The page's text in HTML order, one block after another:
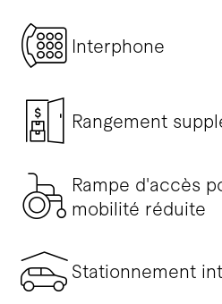
Interphone
Rangement
Rampe d'accès
mobilité réduite
Stationnement